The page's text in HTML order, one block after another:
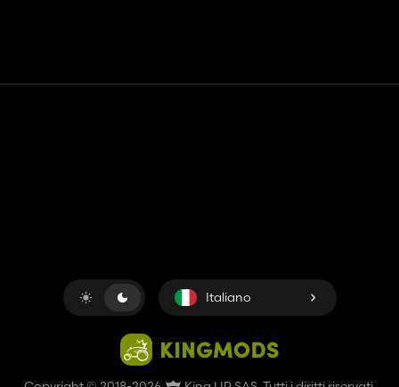
Italiano